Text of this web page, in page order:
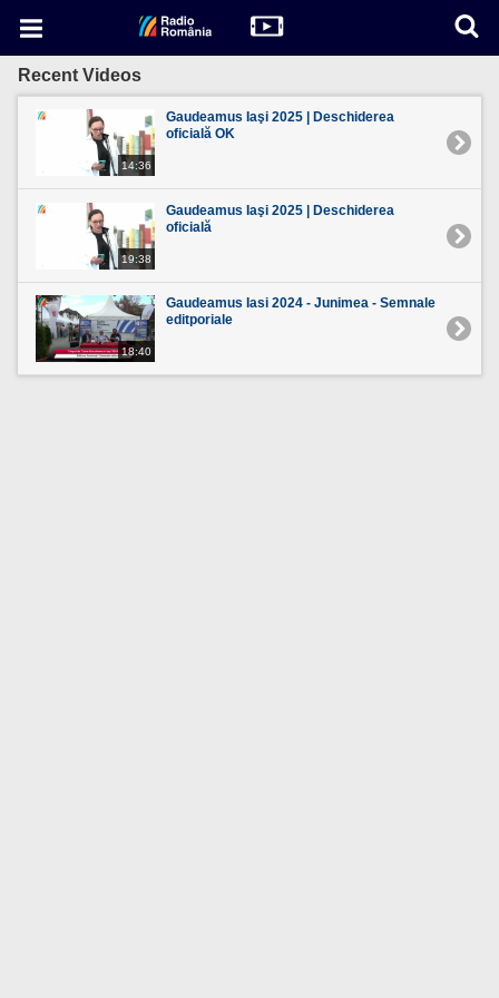
Recent Videos
14:36
Gaudeamus Iaşi 2025 | Deschiderea
oficială OK
19:38
Gaudeamus Iaşi 2025 | Deschiderea
oficială
18:40
Gaudeamus Iasi 2024 - Junimea - Semnale
editporiale